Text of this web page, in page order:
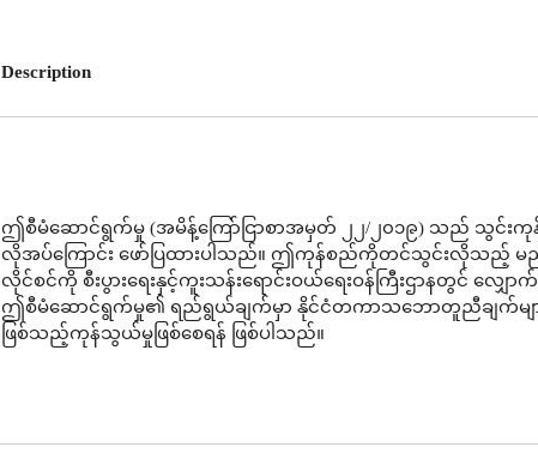
Description
ဤစီမံဆောင်ရွက်မှု (အမိန့်ကြော်ငြာစာအမှတ် ၂၂/၂၀၁၉) သည် သွင်းကု
လိုအပ်ကြောင်း ဖော်ပြထားပါသည်။ ဤကုန်စည်ကိုတင်သွင်းလိုသည့်
လိုင်စင်ကို စီးပွားရေးနှင့်ကူးသန်းရောင်းဝယ်ရေးဝန်ကြီးဌာနတွင် လျှေ
ဤစီမံဆောင်ရွက်မှု၏ ရည်ရွယ်ချက်မှာ နိုင်ငံတကာသဘောတူညီချက်မျ
ဖြစ်သည့်ကုန်သွယ်မှုဖြစ်စေရန် ဖြစ်ပါသည်။